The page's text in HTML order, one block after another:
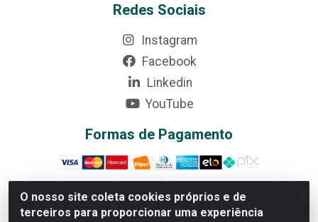
O nosso site coleta cookies próprios e de
terceiros para proporcionar uma experiência
Redes Sociais
Instagram
Facebook
Linkedin
YouTube
Formas de Pagamento
Rede Brasil - Avenida Universitária, nº 3860, Jardim das